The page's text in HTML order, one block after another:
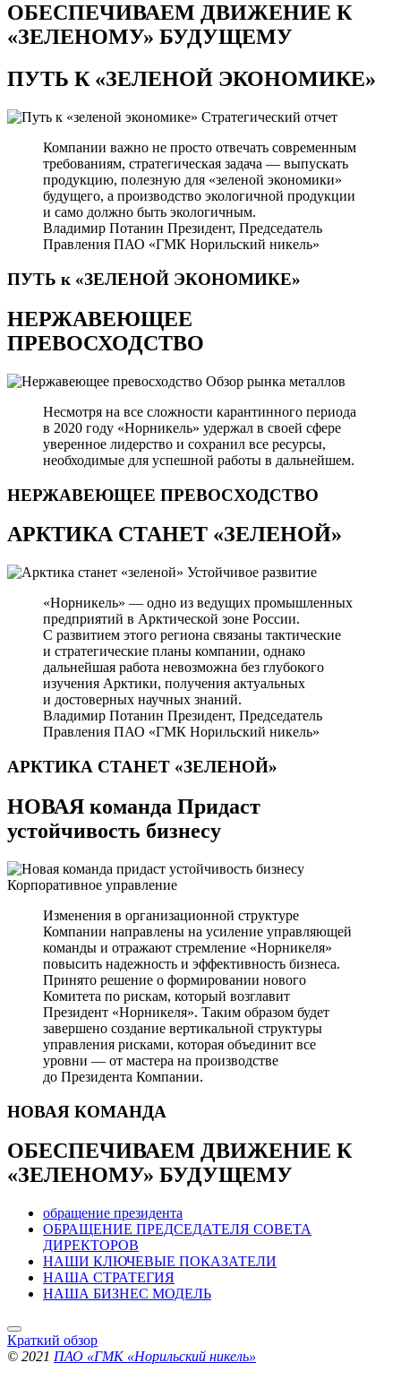
ОБЕСПЕЧИВАЕМ ДВИЖЕНИЕ К
«ЗЕЛЕНОМУ» БУДУЩЕМУ
ПУТЬ К«ЗЕЛЕНОЙ ЭКОНОМИКЕ»
Стратегический отчет
Компании важно не просто отвечать современным
требованиям, стратегическая задача — выпускать
продукцию, полезную для «зеленой экономики»
будущего, а производство экологичной продукции
и само должно быть экологичным.
Владимир Потанин Президент, Председатель
Правления ПАО «ГМК Норильский никель»
ПУТЬ к «ЗЕЛЕНОЙ ЭКОНОМИКЕ»
НЕРЖАВЕЮЩЕЕ
ПРЕВОСХОДСТВО
Обзор рынка металлов
Несмотря на все сложности карантинного периода
в 2020 году «Норникель» удержал в своей сфере
уверенное лидерство и сохранил все ресурсы,
необходимые для успешной работы в дальнейшем.
НЕРЖАВЕЮЩЕЕ ПРЕВОСХОДСТВО
АРКТИКА СТАНЕТ «ЗЕЛЕНОЙ»
Устойчивое развитие
«Норникель» — одно из ведущих промышленных
предприятий в Арктической зоне России.
С развитием этого региона связаны тактические
и стратегические планы компании, однако
дальнейшая работа невозможна без глубокого
изучения Арктики, получения актуальных
и достоверных научных знаний.
Владимир Потанин Президент, Председатель
Правления ПАО «ГМК Норильский никель»
АРКТИКА СТАНЕТ «ЗЕЛЕНОЙ»
НОВАЯ команда Придаст
устойчивость бизнесу
Корпоративное управление
Изменения в организационной структуре
Компании направлены на усиление управляющей
команды и отражают стремление «Норникеля»
повысить надежность и эффективность бизнеса.
Принято решение о формировании нового
Комитета по рискам, который возглавит
Президент «Норникеля». Таким образом будет
завершено создание вертикальной структуры
управления рисками, которая объединит все
уровни — от мастера на производстве
до Президента Компании.
НОВАЯ КОМАНДА
ОБЕСПЕЧИВАЕМ ДВИЖЕНИЕ К
«ЗЕЛЕНОМУ» БУДУЩЕМУ
обращение президента
ОБРАЩЕНИЕ ПРЕДСЕДАТЕЛЯ СОВЕТА
ДИРЕКТОРОВ
НАШИ КЛЮЧЕВЫЕ ПОКАЗАТЕЛИ
НАША СТРАТЕГИЯ
НАША БИЗНЕС МОДЕЛЬ
Краткий обзор
© 2021 ПАО «ГМК «Норильский никель»